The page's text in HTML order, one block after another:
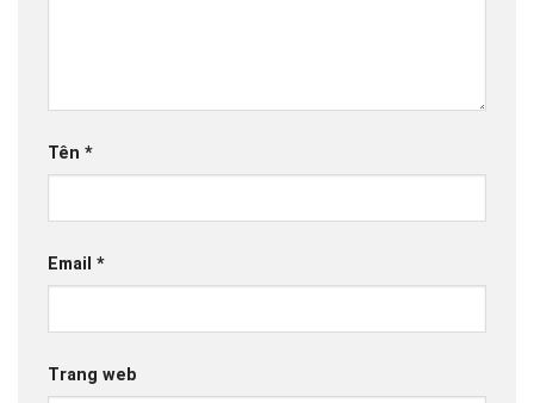
Tên *
Email *
Trang web